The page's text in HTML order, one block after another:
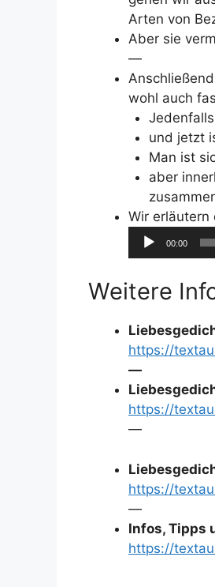
Arten von
Aber sie
—
wohl auch
und jetzt
Man ist
aber
Wir erläutern
Audio-
Player
00:00
Weitere
https://
—
https://
—
https://
—
Infos, Tipps
https://